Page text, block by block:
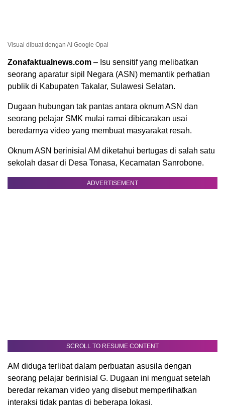
Visual dibuat dengan AI Google Opal
Zonafaktualnews.com – Isu sensitif yang melibatkan
seorang aparatur sipil Negara (ASN) memantik perhatian
publik di Kabupaten Takalar, Sulawesi Selatan.
Dugaan hubungan tak pantas antara oknum ASN dan
seorang pelajar SMK mulai ramai dibicarakan usai
beredarnya video yang membuat masyarakat resah.
Oknum ASN berinisial AM diketahui bertugas di salah satu
sekolah dasar di Desa Tonasa, Kecamatan Sanrobone.
ADVERTISEMENT
SCROLL TO RESUME CONTENT
AM diduga terlibat dalam perbuatan asusila dengan
seorang pelajar berinisial G. Dugaan ini menguat setelah
beredar rekaman video yang disebut memperlihatkan
interaksi tidak pantas di beberapa lokasi.